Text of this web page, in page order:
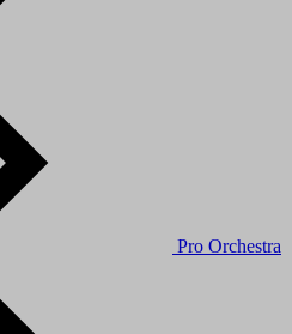
Pro Orchestra